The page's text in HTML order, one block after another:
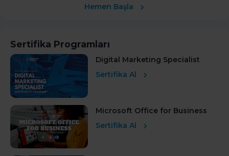
Hemen Başla
Sertifika Programları
Digital Marketing Specialist
Sertifika Al
Microsoft Office for Business
Sertifika Al